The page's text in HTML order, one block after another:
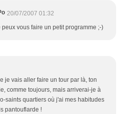
20/07/2007 01:32
peux vous faire un petit programme ;-)
je vais aller faire un tour par là, ton
comme toujours, mais arriverai-je à
saints quartiers où j'ai mes habitudes
pantouflarde !